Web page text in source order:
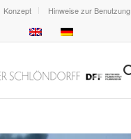
Konzept Hinweise zur Benutzung